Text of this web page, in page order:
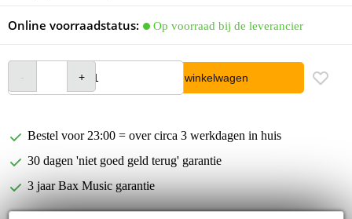
Online voorraadstatus: Op voorraad bij de leverancier
In winkelwagen
Bestel voor 23:00 = over circa 3 werkdagen in huis
30 dagen 'niet goed geld terug' garantie
3 jaar Bax Music garantie